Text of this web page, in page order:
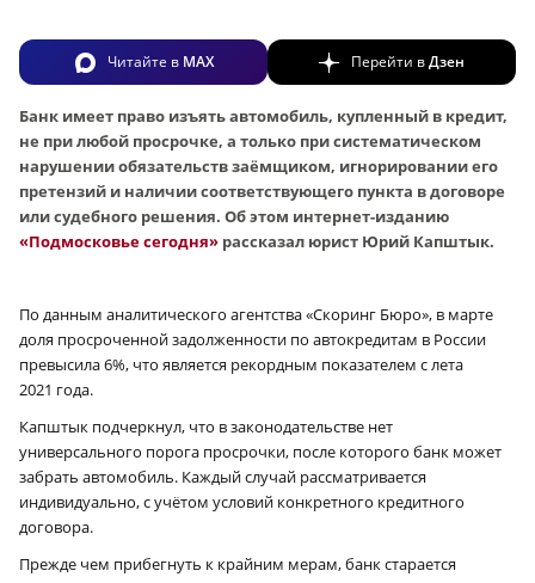
Читайте в MAX Перейти вДзен
Банк имеет право изъять автомобиль, купленный в кредит,
не при любой просрочке, а только при систематическом
нарушении обязательств заёмщиком, игнорировании его
претензий и наличии соответствующего пункта в договоре
или судебного решения. Об этом интернет-изданию
«Подмосковье сегодня» рассказал юрист Юрий Капштык.
По данным аналитического агентства «Скоринг Бюро», в марте
доля просроченной задолженности по автокредитам в России
превысила 6%, что является рекордным показателем с лета
2021 года.
Капштык подчеркнул, что в законодательстве нет
универсального порога просрочки, после которого банк может
забрать автомобиль. Каждый случай рассматривается
индивидуально, с учётом условий конкретного кредитного
договора.
Прежде чем прибегнуть к крайним мерам, банк старается